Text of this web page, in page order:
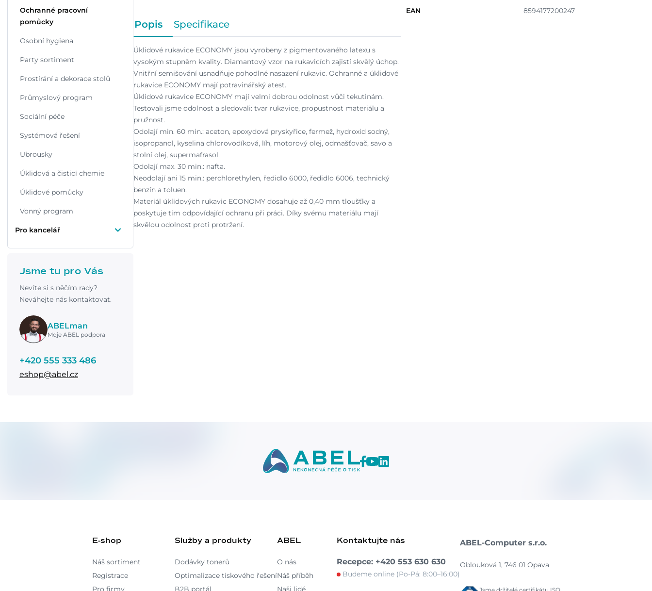
Ochranné pracovní
pomůcky
Osobní hygiena
Party sortiment
Prostírání a dekorace stolů
Průmyslový program
Sociální péče
Systémová řešení
Ubrousky
Úklidová a čisticí chemie
Úklidové pomůcky
Vonný program
Pro kancelář
Jsme tu pro Vás
Nevíte si s něčím rady?
Neváhejte nás kontaktovat.
ABELman
Moje ABEL podpora
+420 555 333 486
eshop@abel.cz
Popis Specifikace
Úklidové rukavice ECONOMY jsou vyrobeny z pigmentovaného latexu s
vysokým stupněm kvality. Diamantový vzor na rukavicích zajistí skvělý úchop.
Vnitřní semišování usnadňuje pohodlné nasazení rukavic. Ochranné a úklidové
rukavice ECONOMY mají potravinářský atest.
Úklidové rukavice ECONOMY mají velmi dobrou odolnost vůči tekutinám.
Testovali jsme odolnost a sledovali: tvar rukavice, propustnost materiálu a
pružnost.
Odolají min. 60 min.: aceton, epoxydová pryskyřice, fermež, hydroxid sodný,
isopropanol, kyselina chlorovodíková, líh, motorový olej, odmašťovač, savo a
stolní olej, supermafrasol.
Odolají max. 30 min.: nafta.
Neodolají ani 15 min.: perchlorethylen, ředidlo 6000, ředidlo 6006, technický
benzín a toluen.
Materiál úklidových rukavic ECONOMY dosahuje až 0,40 mm tloušťky a
poskytuje tím odpovídající ochranu při práci. Díky svému materiálu mají
skvělou odolnost proti protržení.
EAN 8594177200247
E-shop
Náš sortiment
Registrace
Pro firmy
Služby a produkty
Dodávky tonerů
Optimalizace tiskového řešení
B2B portál
ABEL
O nás
Náš příběh
Naši lidé
Kontaktujte nás
Recepce: +420 553 630 630
Budeme online (Po-Pá: 8:00–16:00)
ABEL-Computer s.r.o.
Oblouková 1, 746 01 Opava